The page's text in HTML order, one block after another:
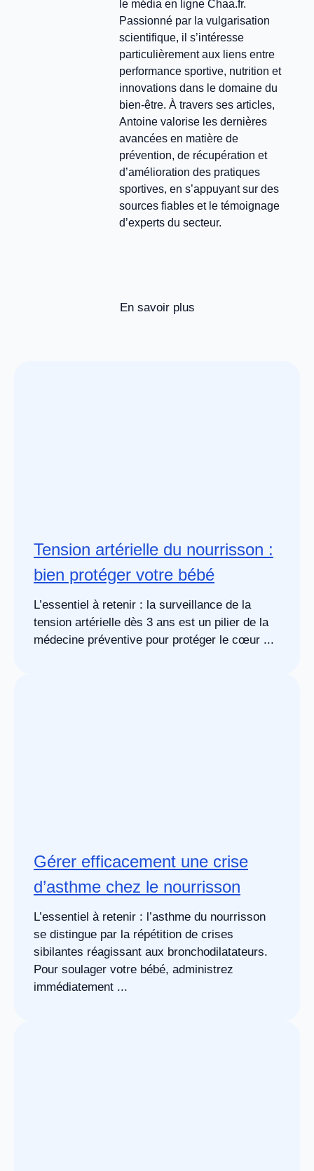
le média en ligne Chaa.fr.
Passionné par la vulgarisation
scientifique, il s’intéresse
particulièrement aux liens entre
performance sportive, nutrition et
innovations dans le domaine du
bien-être. À travers ses articles,
Antoine valorise les dernières
avancées en matière de
prévention, de récupération et
d’amélioration des pratiques
sportives, en s’appuyant sur des
sources fiables et le témoignage
d’experts du secteur.
En savoir plus
Tension artérielle du nourrisson :
bien protéger votre bébé
L’essentiel à retenir : la surveillance de la
tension artérielle dès 3 ans est un pilier de la
médecine préventive pour protéger le cœur ...
Gérer efficacement une crise
d’asthme chez le nourrisson
L’essentiel à retenir : l’asthme du nourrisson
se distingue par la répétition de crises
sibilantes réagissant aux bronchodilatateurs.
Pour soulager votre bébé, administrez
immédiatement ...